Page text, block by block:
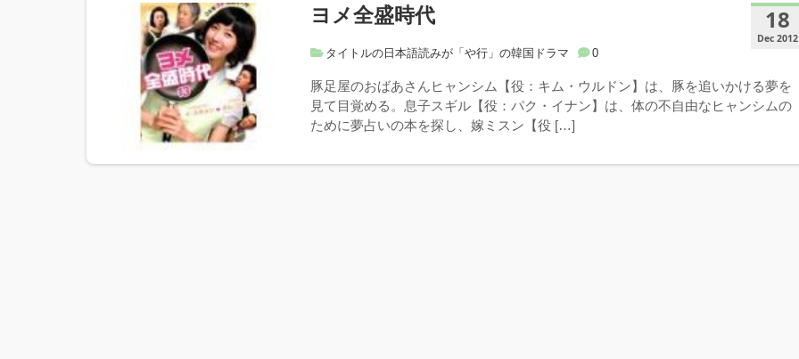
18
Dec 2012
ヨメ全盛時代
タイトルの日本語読みが「や行」の韓国ドラマ 0
豚足屋のおばあさんヒャンシム【役：キム・ウルドン】は、豚を追いかける夢を
見て目覚める。息子スギル【役：パク・イナン】は、体の不自由なヒャンシムの
ために夢占いの本を探し、嫁ミスン【役 […]